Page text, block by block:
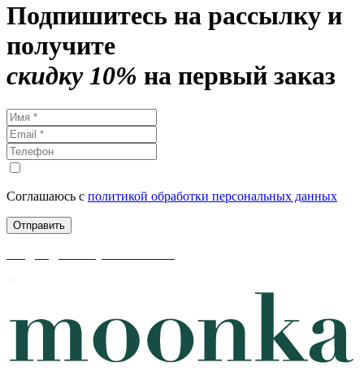
Подпишитесь на рассылку и
получите
скидку 10% на первый заказ
Соглашаюсь с политикой обработки персональных данных